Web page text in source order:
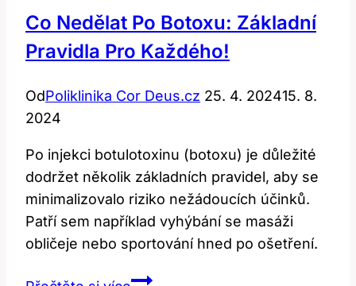
Co Nedělat Po Botoxu: Základní
Pravidla Pro Každého!
OdPoliklinika Cor Deus.cz 25. 4. 202415. 8.
2024
Po injekci botulotoxinu (botoxu) je důležité
dodržet několik základních pravidel, aby se
minimalizovalo riziko nežádoucích účinků.
Patří sem například vyhýbání se masáži
obličeje nebo sportování hned po ošetření.
Co